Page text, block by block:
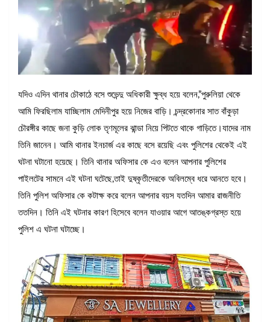
যদিও এদিন থানার চৌকাঠে বসে শুভেন্দু অধিকারী ক্ষুব্ধ হয়ে বলেন,”পুরুলিয়া থেকে
আমি ফিরছিলাম যাচ্ছিলাম মেদিনীপুর হয়ে নিজের বাড়ি। চন্দ্রকোনার সাত বাঁকুড়া
চৌরঙ্গীর কাছে জনা কুড়ি লোক তৃণমূলের ঝান্ডা নিয়ে পিটতে থাকে গাড়িতে।যাদের নাম
তিনি জানেন। আমি থানার ইনচার্জ এর কাছে বসে রয়েছি এবং পুলিশের থেকেই এই
ঘটনা ঘটানো হয়েছে। তিনি থানার অফিসার কে এও বলেন আপনার পুলিশের
পাইলটের সামনে এই ঘটনা ঘটেছে,তাই দুষ্কৃতীদেরকে অবিলম্বে ধরে আনতে হবে।
তিনি পুলিশ অফিসার কে কটাক্ষ করে বলেন আপনার বয়স যতদিন আমার রাজনীতি
ততদিন। তিনি এই ঘটনার কারণ হিসেবে বলেন যাওয়ার আগে আতঙ্কগ্রস্ত হয়ে
পুলিশ এ ঘটনা ঘটাচ্ছে।